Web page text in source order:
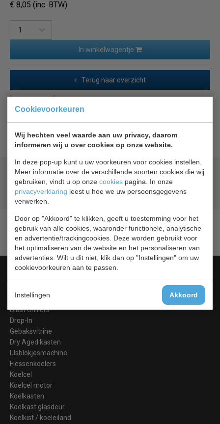
Cookievoorkeuren
Wij hechten veel waarde aan uw privacy, daarom
informeren wij u over cookies op onze website.
In deze pop-up kunt u uw voorkeuren voor cookies instellen.
Meer informatie over de verschillende soorten cookies die wij
gebruiken, vindt u op onze cookies pagina. In onze
privacyverklaring leest u hoe we uw persoonsgegevens
verwerken.
Door op "Akkoord" te klikken, geeft u toestemming voor het
gebruik van alle cookies, waaronder functionele, analytische
en advertentie/trackingcookies. Deze worden gebruikt voor
het optimaliseren van de website en het personaliseren van
advertenties. Wilt u dit niet, klik dan op "Instellingen" om uw
cookievoorkeuren aan te passen.
Instellingen Akkoord
€ 8,05 (inc. BTW)
In winkelwagentje
Terug naar overzicht
Beschrijving
Combisteel GN 1/4 deksel
Geld terugprijsgarantie
Lage prijzen hoge service
Gratis verzendingvanaf € 200,00
Categorieën
Bakkerij Koelkasten
Blast Chillers
Drop-In
Gebaksvitrine
Dry Aged kasten
IJsblokjesmachine
Flessenkoelers
Koelcel
Koelcel motor
Koelkasten
Koelkast glasdeur
Koelkist / koeleiland